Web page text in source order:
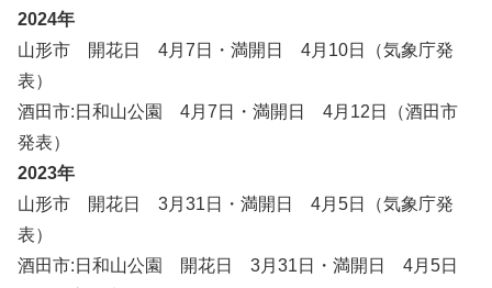
2024年
山形市 開花日 4月7日・満開日 4月10日（気象庁発
表）
酒田市:日和山公園 4月7日・満開日 4月12日（酒田市
発表）
2023年
山形市 開花日 3月31日・満開日 4月5日（気象庁発
表）
酒田市:日和山公園 開花日 3月31日・満開日 4月5日